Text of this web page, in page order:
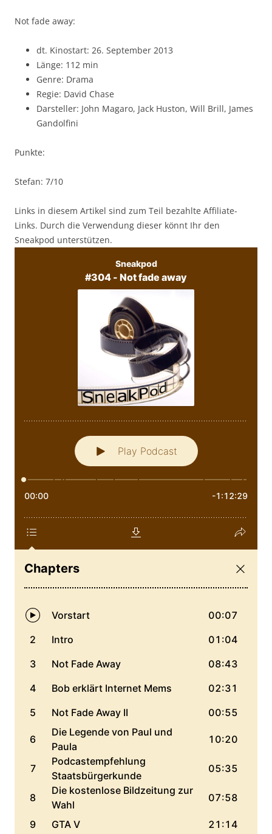
Not fade away:
dt. Kinostart: 26. September 2013
Länge: 112 min
Genre: Drama
Regie: David Chase
Darsteller: John Magaro, Jack Huston, Will Brill, James
Gandolfini
Punkte:
Stefan: 7/10
Links in diesem Artikel sind zum Teil bezahlte Affiliate-
Links. Durch die Verwendung dieser könnt Ihr den
Sneakpod unterstützen.